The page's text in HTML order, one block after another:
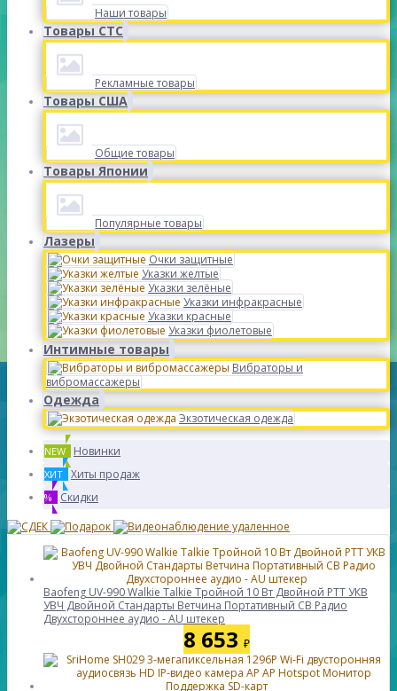
Наши товары
Товары СТС
Рекламные товары
Товары США
Общие товары
Товары Японии
Популярные товары
Лазеры
Очки защитные
Указки желтые
Указки зелёные
Указки инфракрасные
Указки красные
Указки фиолетовые
Интимные товары
Вибраторы и
вибромассажеры
Одежда
Экзотическая одежда
NEW Новинки
ХИТ Хиты продаж
% Скидки
Baofeng UV-990 Walkie Talkie Тройной 10 Вт Двойной PTT УКВ
УВЧ Двойной Стандарты Ветчина Портативный CB Радио
Двухстороннее аудио - AU штекер
8 653 ₽